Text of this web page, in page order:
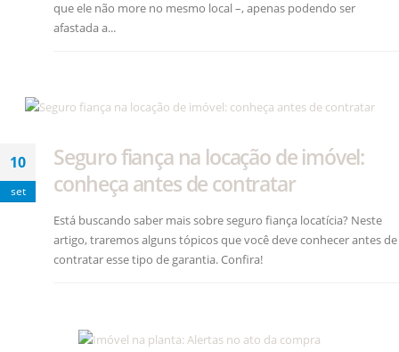
que ele não more no mesmo local –, apenas podendo ser
afastada a...
10
set
Seguro fiança na locação de imóvel:
conheça antes de contratar
Está buscando saber mais sobre seguro fiança locatícia? Neste
artigo, traremos alguns tópicos que você deve conhecer antes de
contratar esse tipo de garantia. Confira!